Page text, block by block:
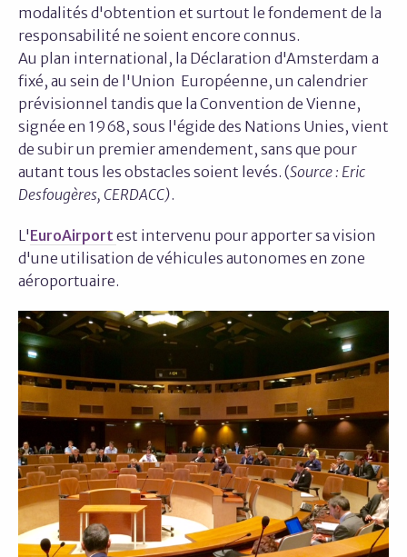
modalités d'obtention et surtout le fondement de la
responsabilité ne soient encore connus.
Au plan international, la Déclaration d'Amsterdam a
fixé, au sein de l'Union Européenne, un calendrier
prévisionnel tandis que la Convention de Vienne,
signée en 1968, sous l'égide des Nations Unies, vient
de subir un premier amendement, sans que pour
autant tous les obstacles soient levés. (Source : Eric
Desfougères, CERDACC).
L'EuroAirport est intervenu pour apporter sa vision
d'une utilisation de véhicules autonomes en zone
aéroportuaire.